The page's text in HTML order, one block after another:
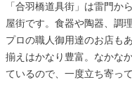
「合羽橋道具街」は雷門か
屋街です。食器や陶器、調
プロの職人御用達のお店も
揃えはかなり豊富。なかな
ているので、一度立ち寄っ